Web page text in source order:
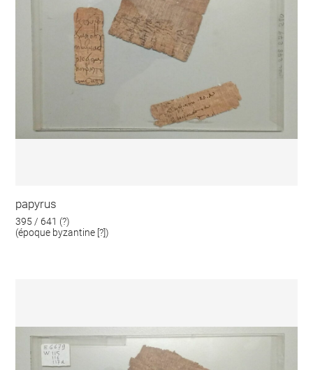
papyrus
395 / 641 (?)
(époque byzantine [?])